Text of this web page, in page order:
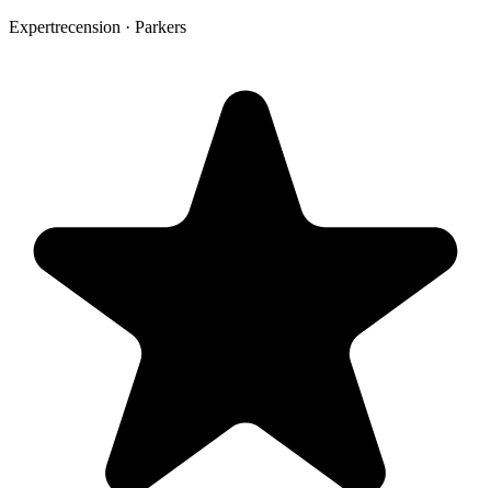
Expertrecension · Parkers